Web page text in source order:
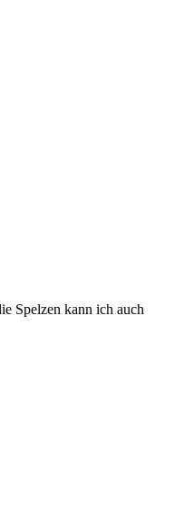
Spelzen kann ich auch